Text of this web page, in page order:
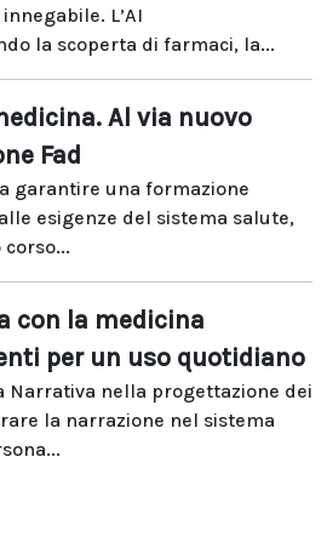
L’AI
la scoperta di farmaci, la...
Al via nuovo
Fad
garantire una formazione
esigenze del sistema salute,
con la medicina
per un uso quotidiano
Narrativa nella progettazione dei
la narrazione nel sistema